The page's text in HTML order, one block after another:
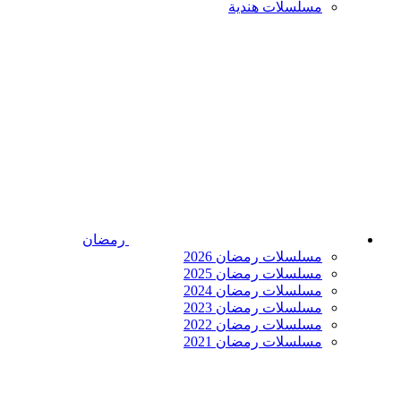
مسلسلات هندية
رمضان
مسلسلات رمضان 2026
مسلسلات رمضان 2025
مسلسلات رمضان 2024
مسلسلات رمضان 2023
مسلسلات رمضان 2022
مسلسلات رمضان 2021